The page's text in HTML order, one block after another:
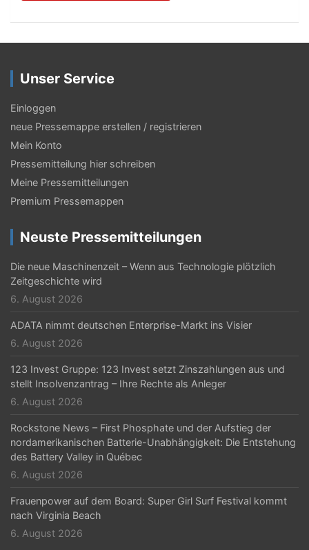
Unser Service
Einloggen
neue Pressemappe erstellen / registrieren
Mein Konto
Pressemitteilung hier schreiben
Meine Pressemitteilungen
Premium Pressemappen
Neuste Pressemitteilungen
Die neue Maschinenzeit – Wenn aus Technologie plötzlich
Zeitgeschichte wird
6. August 2026
ADATA nimmt deutschen Enterprise-Markt ins Visier
6. August 2026
123 Invest Gruppe: 123 Invest setzt Zinszahlungen aus und
stellt Insolvenzantrag – Ihre Rechte als Anleger
6. August 2026
Rockstone News – First Phosphate und der Aufstieg der
nordamerikanischen Batterie-Unabhängigkeit: Die Entstehung
des Battery Valley in Québec
6. August 2026
Frauenpower auf dem Board: Super Girl Surf Festival kommt
nach Virginia Beach
6. August 2026